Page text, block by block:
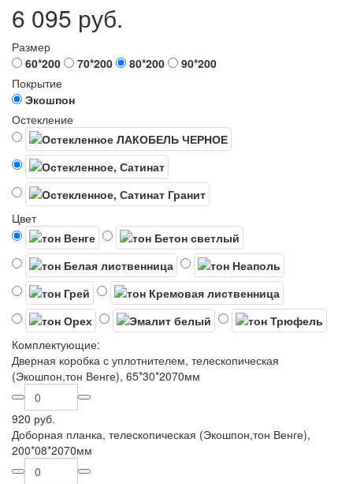
6 095 руб.
Размер
60*200
70*200 80*200
90*200
Покрытие
Экошпон
Остекление
Цвет
Комплектующие:
Дверная коробка с уплотнителем, телескопическая
(Экошпон,тон Венге), 65*30*2070мм
920 руб.
Доборная планка, телескопическая (Экошпон,тон Венге),
200*08*2070мм